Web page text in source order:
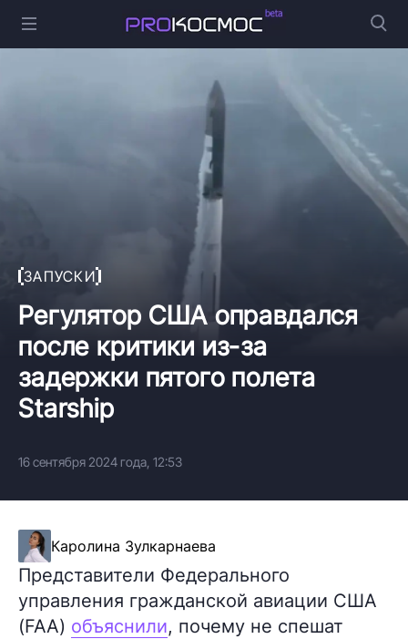
ЗАПУСКИ
Регулятор США оправдался
после критики из-за
задержки пятого полета
Starship
16 сентября 2024 года, 12:53
Каролина Зулкарнаева
Представители Федерального
управления гражданской авиации США
(FAA) объяснили, почему не спешат